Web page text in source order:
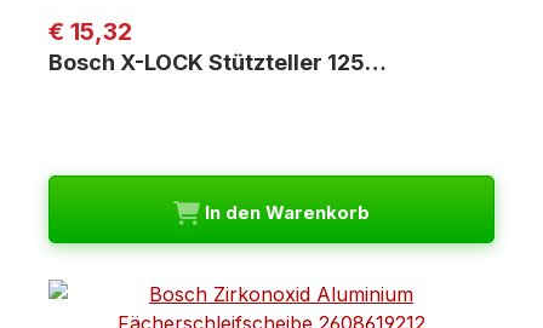
Regulärer Preis:
€ 15,32
Bosch X-LOCK Stützteller 125…
In den Warenkorb